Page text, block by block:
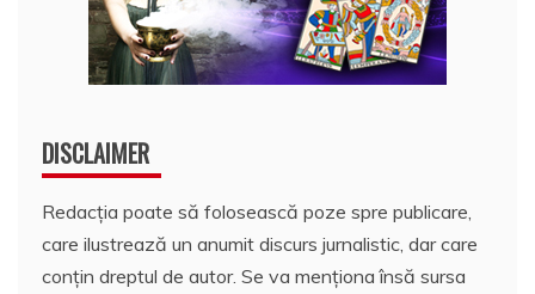
DISCLAIMER
Redacția poate să folosească poze spre publicare,
care ilustrează un anumit discurs jurnalistic, dar care
conțin dreptul de autor. Se va menționa însă sursa